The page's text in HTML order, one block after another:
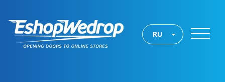
RU